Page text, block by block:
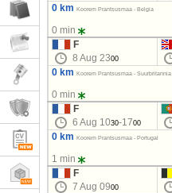
0 km
Koorem Prantsusmaa - Belgia
0 min
F
8 Aug 2300
0 km
Koorem Prantsusmaa - Suurbritannia
0 min
F
6 Aug 1030-1700
0 km
Koorem Prantsusmaa - Portugal
1 min
F
7 Aug 0900